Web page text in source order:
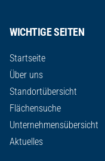
WICHTIGE SEITEN
Startseite
Über uns
Standortübersicht
Flächensuche
Unternehmensübersicht
Aktuelles